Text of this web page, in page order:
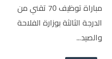
مباراة توظيف 70 تقني من
الدرجة الثالثة بوزارة الفلاحة
والصيد...